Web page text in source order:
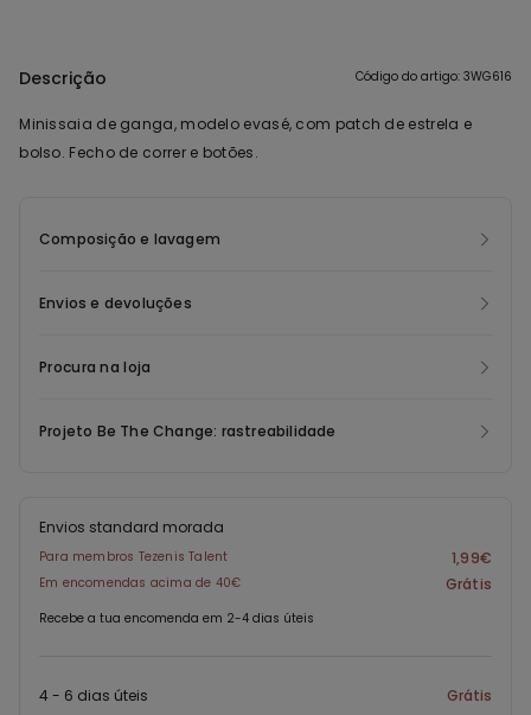
Descrição Código do artigo: 3WG616
Minissaia de ganga, modelo evasé, com patch de estrela e
bolso. Fecho de correr e botões.
Composição e lavagem
Envios e devoluções
Procura na loja
Projeto Be The Change: rastreabilidade
Envios standard morada
Para membros Tezenis Talent 1,99€
Em encomendas acima de 40€ Grátis
Recebe a tua encomenda em 2-4 dias úteis
4 - 6 dias úteis Grátis